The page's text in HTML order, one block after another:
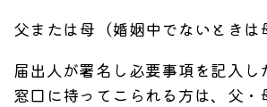
父または母（婚姻中でないときは
届出人が署名し必要事項を記入し
窓口に持ってこられる方は、父・